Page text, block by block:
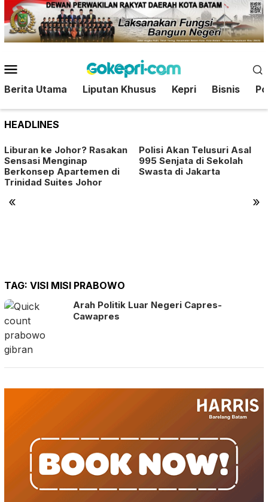
Loncat
ke
konten
Mobile
Berita Utama Liputan Khusus Kepri Bisnis
HEADLINES
« »
Liburan ke Johor? Rasakan
Sensasi Menginap
Berkonsep Apartemen di
Trinidad Suites Johor
Polisi Akan Telusuri Asal
995 Senjata di Sekolah
Swasta di Jakarta
TAG: VISI MISI PRABOWO
Arah Politik Luar Negeri Capres-
Cawapres